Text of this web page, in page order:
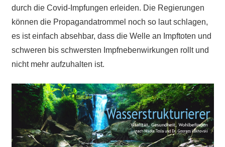
durch die Covid-Impfungen erleiden. Die Regierungen
können die Propagandatrommel noch so laut schlagen,
es ist einfach absehbar, dass die Welle an Impftoten und
schweren bis schwersten Impfnebenwirkungen rollt und
nicht mehr aufzuhalten ist.